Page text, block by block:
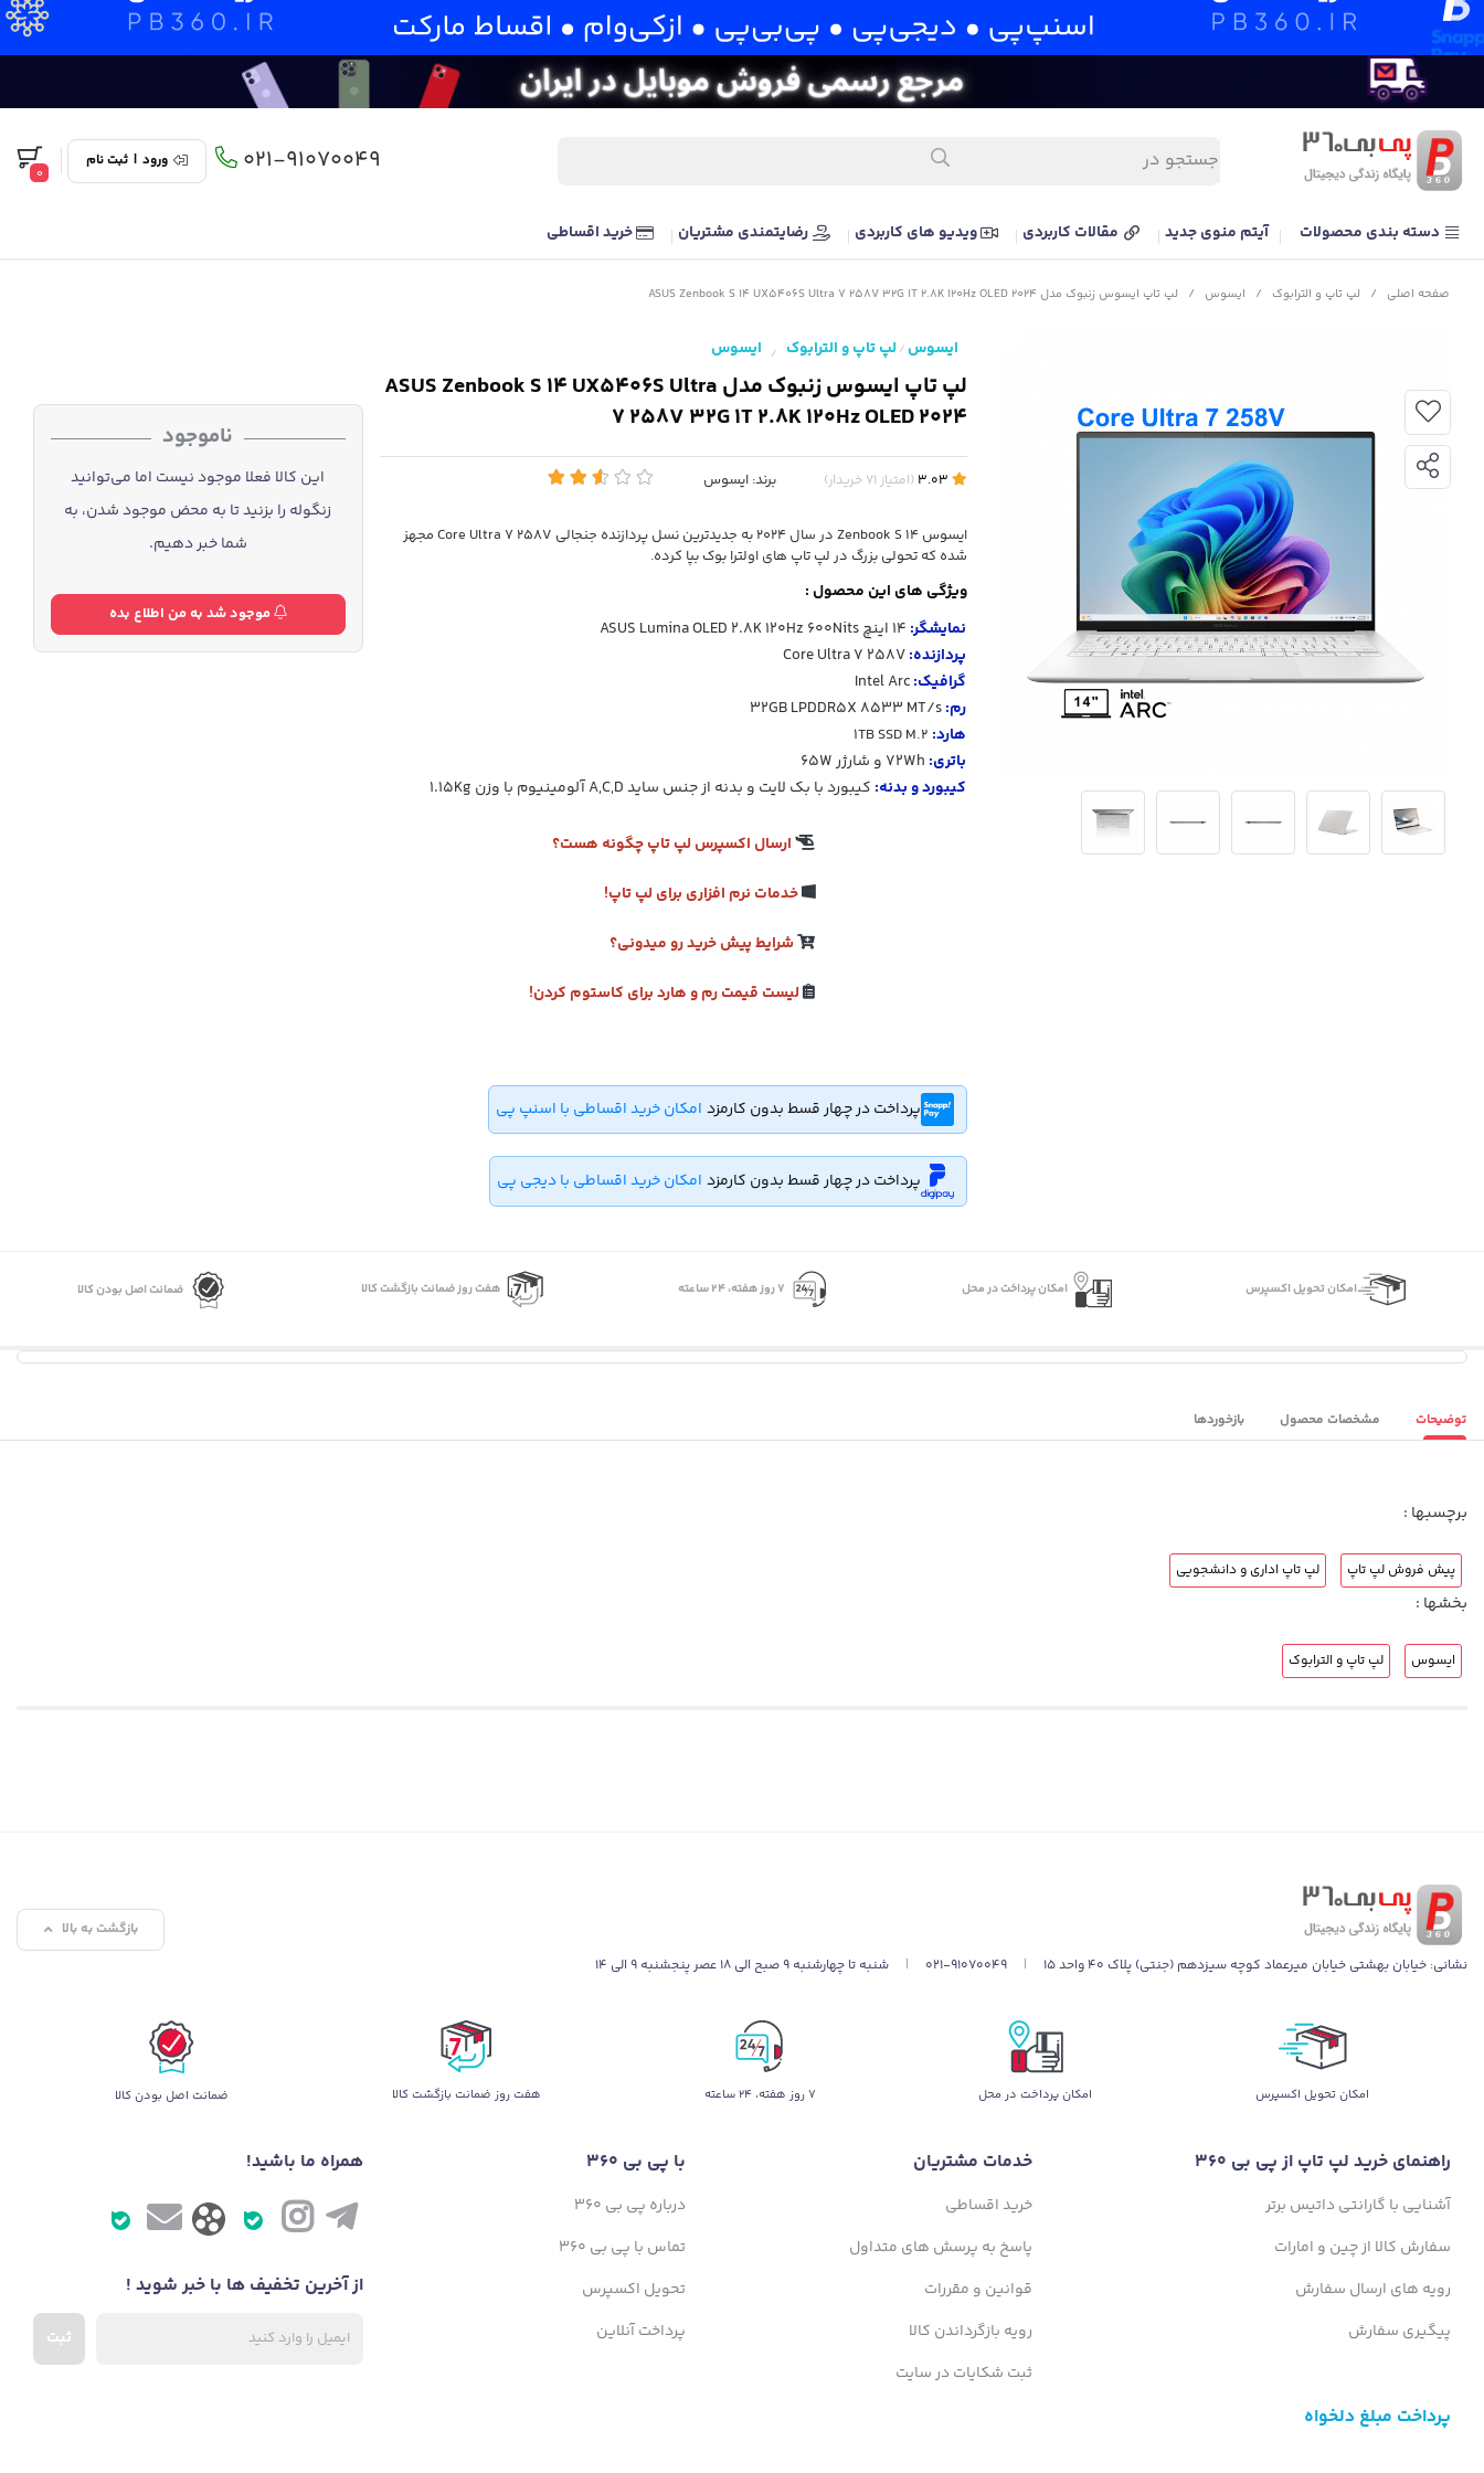
021-91070049 ورود | ثبت نام
0
دسته بندی محصولات آیتم منوی جدید مقالات کاربردی ویدیو های کاربردی رضایتمندی مشتریان خرید اقساطی
صفحه اصلی / لپ تاپ و الترابوک / ایسوس / لپ تاپ ایسوس زنبوک مدل ASUS Zenbook S 14 UX5406S Ultra 7 258V 32G 1T 2.8K 120Hz OLED 2024
ایسوس / لپ تاپ و الترابوک / ایسوس
لپ تاپ ایسوس زنبوک مدل ASUS Zenbook S 14 UX5406S Ultra
7 258V 32G 1T 2.8K 120Hz OLED 2024
(امتیاز 71 خریدار) برند: ایسوس
ایسوس Zenbook S 14 در سال 2024 به جدیدترین نسل پردازنده جنجالی Core Ultra 7 258V مجهز
شده که تحولی بزرگ در لپ تاپ های اولترا بوک بپا کرده.
ویژگی های این محصول :
نمایشگر: 14 اینچ ASUS Lumina OLED 2.8K120Hz 600Nits
پردازنده: Core Ultra 7 258V
گرافیک: Intel Arc
رم: 32GB LPDDR5X 8533 MT/s
هارد:
باتری: 72Wh و شارژر 65W
کیبورد و بدنه: کیبورد با بک لایت و بدنه از جنس ساید A,C,D آلومینیوم با وزن 1.15Kg
ارسال اکسپرس لپ تاپ چگونه هست؟
خدمات نرم افزاری برای لپ تاپ!
شرایط پیش خرید رو میدونی؟
لیست قیمت رم و هارد برای کاستوم کردن!
پرداخت در چهار قسط بدون کارمزد امکان خرید اقساطی با اسنپ پی
پرداخت در چهار قسط بدون کارمزد امکان خرید اقساطی با دیجی پی
ناموجود
این کالا فعلا موجود نیست اما می‌توانید
زنگوله را بزنید تا به محض موجود شدن، به
شما خبر دهیم.
موجود شد به من اطلاع بده
اﻣﮑﺎن ﺗﺤﻮﯾﻞ اﮐﺴﭙﺮس امکان پرداخت در محل ۷ روز ﻫﻔﺘﻪ، ۲۴ ﺳﺎﻋﺘﻪ هفت روز ضمانت بازگشت کالا ضمانت اصل بودن کالا
توضیحات مشخصات محصول بازخوردها
برچسبها :
پیش فروش لپ تاپ لپ تاپ اداری و دانشجویی
بخشها :
ایسوس لپ تاپ و الترابوک
نشانی: خیابان بهشتی خیابان میرعماد کوچه سیزدهم (جنتی) پلاک ۴۰ واحد ۱۵ |
021-91070049
| شنبه تا چهارشنبه 9 صبح الی 18 عصر پنجشنبه 9 الی 14
بازگشت به بالا
اﻣﮑﺎن ﺗﺤﻮﯾﻞ اﮐﺴﭙﺮس امکان پرداخت در محل ۷ روز ﻫﻔﺘﻪ، ۲۴ ﺳﺎﻋﺘﻪ هفت روز ضمانت بازگشت کالا ضمانت اصل بودن کالا
راهنمای خرید لپ تاپ از پی بی 360
آشنایی با گارانتی داتیس برتر
سفارش کالا از چین و امارات
رویه های ارسال سفارش
پیگیری سفارش
خدمات مشتریان
خرید اقساطی
پاسخ به پرسش های متداول
قوانین و مقررات
رویه بازگرداندن کالا
ثبت شکایات در سایت
با پی بی 360
درباره پی بی 360
تماس با پی بی 360
تحویل اکسپرس
پرداخت آنلاین
پرداخت مبلغ دلخواه
همراه ما باشید!
از آخرین تخفیف ها با خبر شوید !
ثبت